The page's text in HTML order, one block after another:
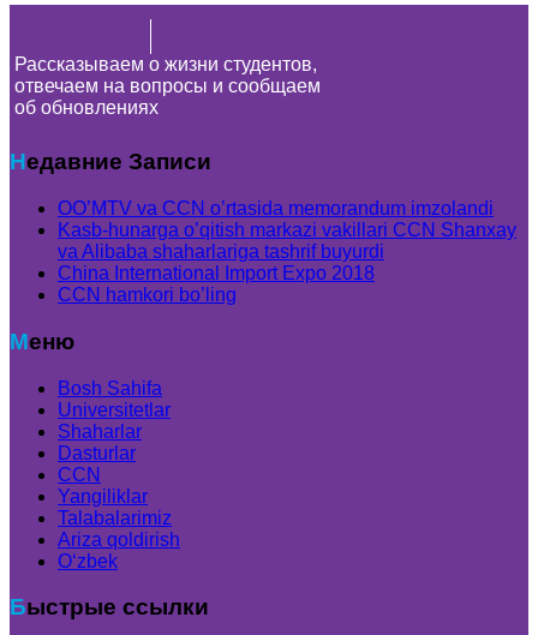
Рассказываем о жизни студентов,
отвечаем на вопросы и сообщаем
об обновлениях
Недавние Записи
OO’MTV va CCN o’rtasida memorandum imzolandi
Kasb-hunarga o’qitish markazi vakillari CCN Shanxay
va Alibaba shaharlariga tashrif buyurdi
China International Import Expo 2018
CCN hamkori bo’ling
Меню
Bosh Sahifa
Universitetlar
Shaharlar
Dasturlar
CCN
Yangiliklar
Talabalarimiz
Ariza qoldirish
Oʻzbek
Быстрые ссылки